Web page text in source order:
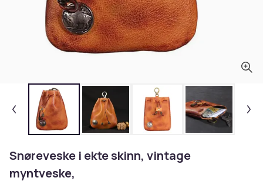
Snøreveske i ekte skinn, vintage
myntveske,